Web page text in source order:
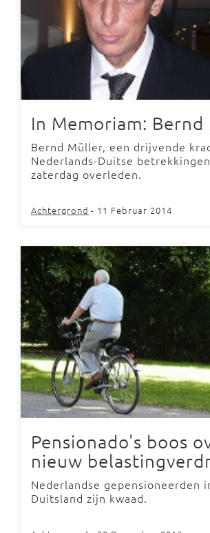
In Memoriam:
Bernd Müller, een drijvende
Nederlands-Duitse
zaterdag overleden.
Achtergrond - 11 Februar 2014
Pensionado's boos
nieuw
Nederlandse gepensioneerden
Duitsland zijn kwaad.